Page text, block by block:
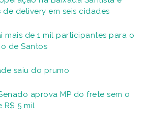
delivery em seis cidades
mais de 1 mil participantes para o
de Santos
saiu do prumo
aprova MP do frete sem o
R$ 5 mil